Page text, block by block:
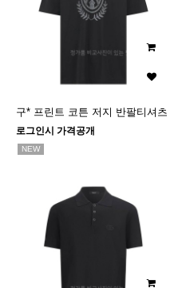
구* 프린트 코튼 저지 반팔티셔츠
로그인시 가격공개
NEW